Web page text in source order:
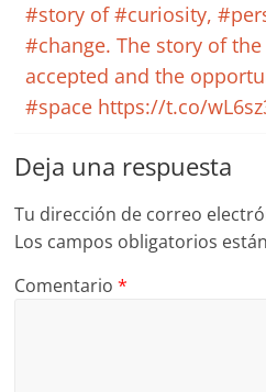
#story of #curiosity,
#change. The story of the
accepted and the
#space https://t.co/
Deja una respuesta
Tu dirección de correo
Los campos obligatorios
Comentario*